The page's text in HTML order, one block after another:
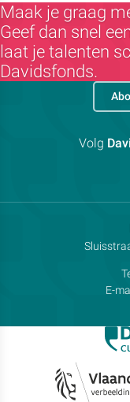
Maak je graag
Geef dan snel
laat je talenten
Davidsfonds.
Adres:
E-
Volg